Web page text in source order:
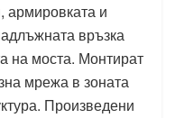
армировката и
връзка
на моста. Монтират
мрежа в зоната
Произведени